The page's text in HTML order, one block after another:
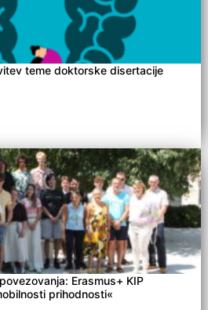
teme doktorske disertacije
Erasmus+ KIP
prihodnosti«